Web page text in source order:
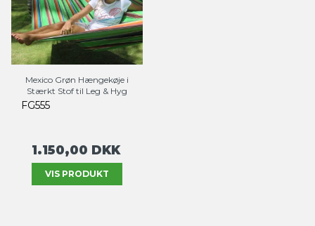
Mexico Grøn Hængekøje i
Stærkt Stof til Leg & Hyg
FG555
1.150,00 DKK
VIS PRODUKT